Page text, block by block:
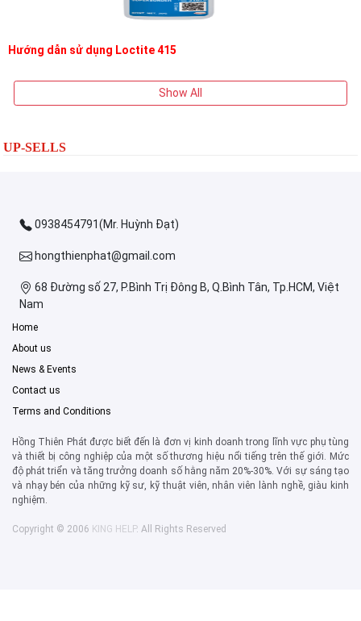
Hướng dẫn sử dụng Loctite 415
Show All
UP-SELLS
0938454791(Mr. Huỳnh Đạt)
hongthienphat@gmail.com
68 Đường số 27, P.Bình Trị Đông B, Q.Bình Tân, Tp.HCM, Việt
Nam
Home
About us
News & Events
Contact us
Terms and Conditions
Hồng Thiên Phát được biết đến là đơn vị kinh doanh trong lĩnh vực phụ tùng
và thiết bị công nghiệp của một số thương hiệu nổi tiếng trên thế giới. Mức
độ phát triển và tăng trưởng doanh số hằng năm 20%-30%. Với sự sáng tạo
và nhạy bén của những kỹ sư, kỹ thuật viên, nhân viên lành nghề, giàu kinh
nghiệm.
Copyright © 2006 KING HELP. All Rights Reserved